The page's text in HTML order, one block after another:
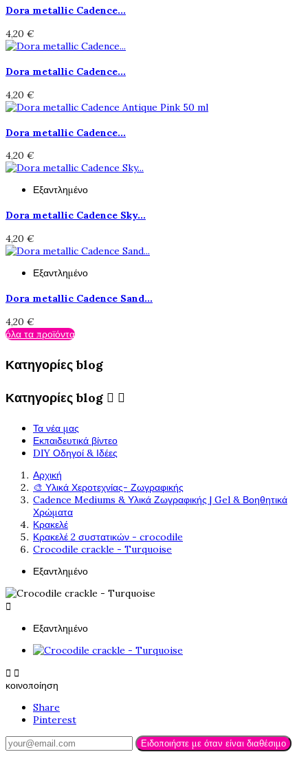
Dora metallic Cadence...
4,20 €
Dora metallic Cadence...
4,20 €
Dora metallic Cadence...
4,20 €
Εξαντλημένο
Dora metallic Cadence Sky...
4,20 €
Εξαντλημένο
Dora metallic Cadence Sand...
4,20 €
όλα τα προϊόντα
Κατηγορίες blog
Κατηγορίες blog  
Τα νέα μας
Εκπαιδευτικά βίντεο
DIY Οδηγοί & Ιδέες
Αρχική
🎨 Υλικά Χεροτεχνίας- Ζωγραφικής
Cadence Mediums & Υλικά Ζωγραφικής | Gel & Βοηθητικά
Χρώματα
Κρακελέ
Κρακελέ 2 συστατικών - crocodile
Crocodile crackle - Turquoise
Εξαντλημένο

Εξαντλημένο
 
κοινοποίηση
Share
Pinterest
Ειδοποιήστε με όταν είναι διαθέσιμο